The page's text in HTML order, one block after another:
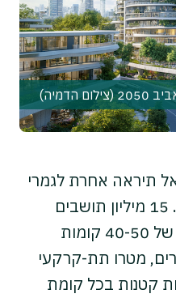
הדמיה)
ישראל תיראה אחרת לגמרי
ממה שאנחנו מכירים היום. 15 מיליון תושבים
במקום 10 מיליון, מגדלים של 40-50 קומות
מטרו תת-קרקעי
קטנות בכל קומת